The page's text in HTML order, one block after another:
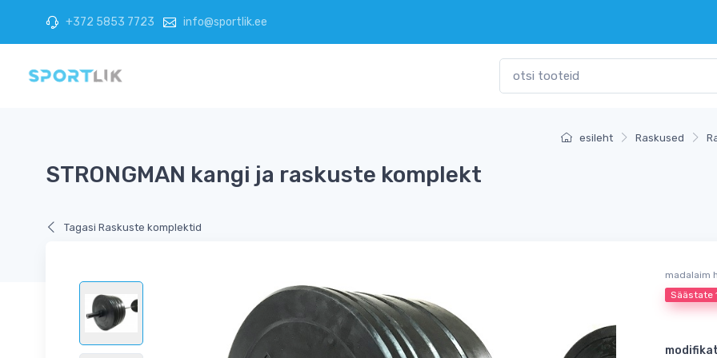
+372 5853 7723 info@sportlik.ee
esileht Raskused
STRONGMAN kangi ja raskuste komplekt
Tagasi Raskuste komplektid
madalaim
Säästate